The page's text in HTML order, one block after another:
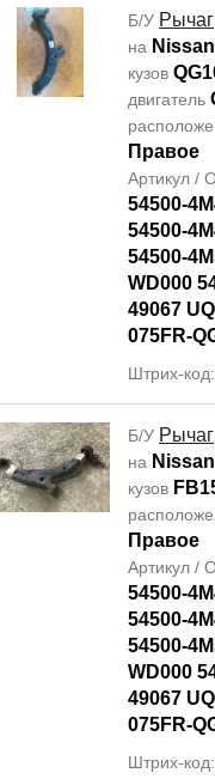
Б/У Рычаг
на
кузов
двигатель
Правое
Артикул /
54500-
54500-
54500-
WD000
49067
075FR-
Штрих-
Б/У Рычаг
на
кузов
Правое
Артикул /
54500-
54500-
54500-
WD000
49067
075FR-
Штрих-